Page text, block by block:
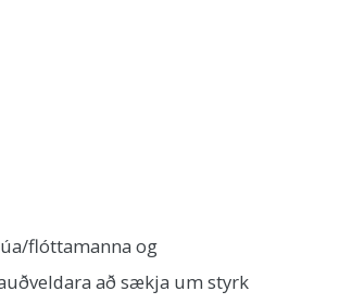
flóttamanna og
að sækja um styrk